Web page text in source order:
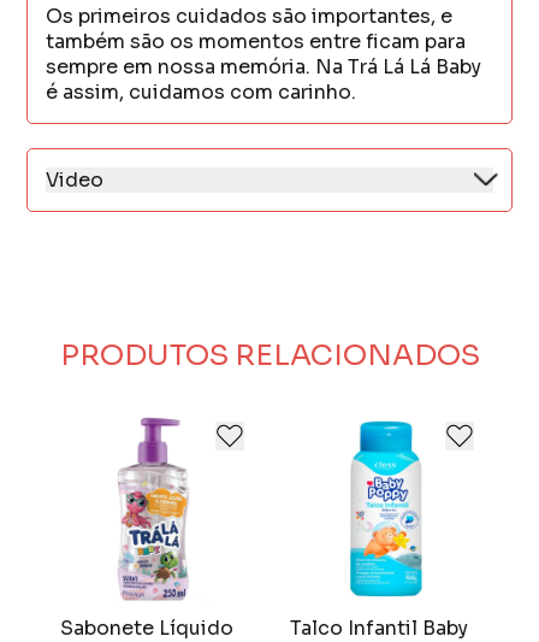
Os primeiros cuidados são importantes, e
também são os momentos entre ficam para
sempre em nossa memória. Na Trá Lá Lá Baby
é assim, cuidamos com carinho.
Video
PRODUTOS RELACIONADOS
Sabonete Líquido
Talco Infantil Baby